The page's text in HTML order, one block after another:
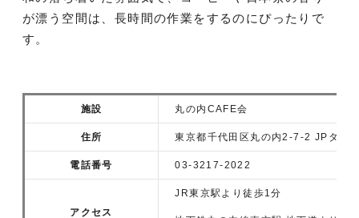
が漂う空間は、長時間の作業をするのにぴったりで
す。
施設 丸の内CAFE会
住所 東京都千代田区丸の内2-7-2 JPタワ
電話番号 03-3217-2022
アクセス
JR東京駅より徒歩1分